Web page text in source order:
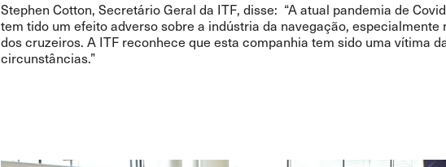
Stephen Cotton, Secretário Geral da ITF, disse: “A atual pandemia de
tem tido um efeito adverso sobre a indústria da navegação, especialmente
dos cruzeiros. A ITF reconhece que esta companhia tem sido uma vítima
circunstâncias.”